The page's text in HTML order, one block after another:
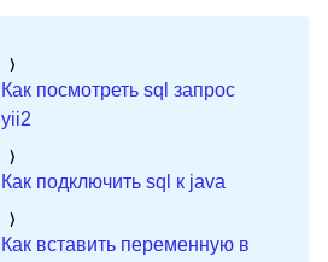
Как посмотреть sql запрос
yii2
Как подключить sql к java
Как вставить переменную в